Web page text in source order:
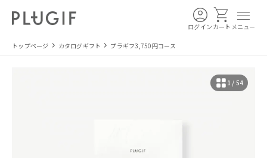
ログイン カート メニュー
トップページ カタログギフト プラギフ3,750円コース
1 / 54